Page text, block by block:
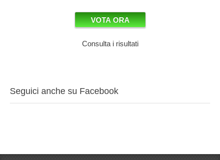
Consulta i risultati
Seguici anche su Facebook